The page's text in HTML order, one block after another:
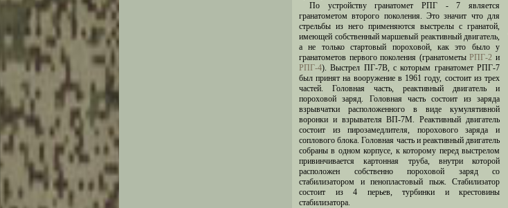
По устройству гранатомет РПГ - 7 является
гранатометом второго поколения. Это значит что для
стрельбы из него применяются выстрелы с гранатой,
имеющей собственный маршевый реактивный двигатель,
а не только стартовый пороховой, как это было у
гранатометов первого поколения (гранатометыРПГ-2 и
РПГ-4). Выстрел ПГ-7В, с которым гранатомет РПГ-7
был принят на вооружение в 1961 году, состоит из трех
частей. Головная часть, реактивный двигатель и
пороховой заряд. Головная часть состоит из заряда
взрывчатки расположенного в виде кумулятивной
воронки и взрывателя ВП-7М. Реактивный двигатель
состоит из пирозамедлителя, порохового заряда и
соплового блока. Головная часть и реактивный двигатель
собраны в одном корпусе, к которому перед выстрелом
привинчивается картонная труба, внутри которой
расположен собственно пороховой заряд со
стабилизатором и пенопластовый пыж. Стабилизатор
состоит из 4 перьев, турбинки и крестовины
стабилизатора.